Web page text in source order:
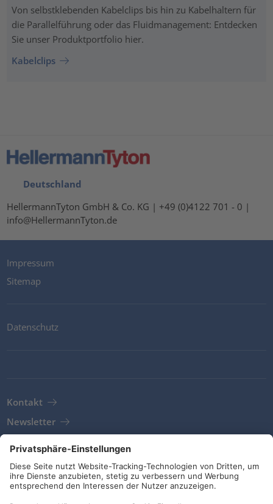
Von selbstklebenden Kabelclips bis hin zu Kabelhaltern für
die Parallelführung oder das Fluidmanagement: Entdecken
Sie unser Produktportfolio hier.
Kabelclips
Deutschland
HellermannTyton GmbH & Co. KG | +49 (0)4122 701 - 0 |
info@HellermannTyton.de
Impressum
Sitemap
Datenschutz
Kontakt
Newsletter
AGB
Richtlinien und Bekentnisse